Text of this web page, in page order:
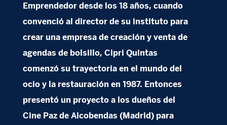
Emprendedor desde los 18 años, cuando
convenció al director de su instituto para
crear una empresa de creación y venta de
agendas de bolsillo, Cipri Quintas
comenzó su trayectoria en el mundo del
ocio y la restauración en 1987. Entonces
presentó un proyecto a los dueños del
Cine Paz de Alcobendas (Madrid) para